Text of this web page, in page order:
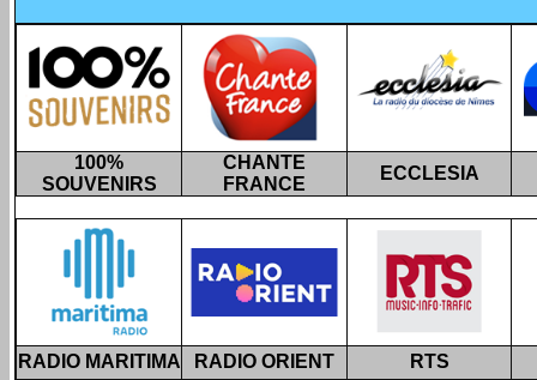
100%
SOUVENIRS
CHANTE
FRANCE
ECCLESIA
RADIO MARITIMA RADIO ORIENT RTS